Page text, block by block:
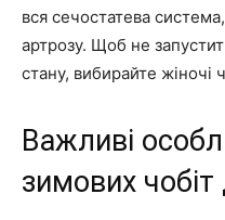
вся сечостатева
артрозу. Щоб не
стану, вибирайте жіночі
Важливі
зимових